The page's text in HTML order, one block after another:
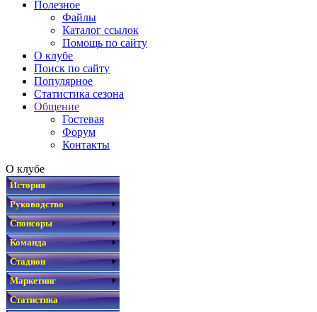
Полезное
Файлы
Каталог ссылок
Помощь по сайту
О клубе
Поиск по сайту
Популярное
Статистика сезона
Общение
Гостевая
Форум
Контакты
О клубе
История
Руководство
Спонсоры
Команда
Стадион
Маркетинг
Статистика